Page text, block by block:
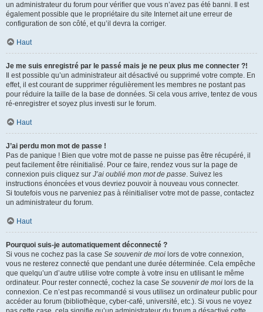
un administrateur du forum pour vérifier que vous n’avez pas été banni. Il est
également possible que le propriétaire du site Internet ait une erreur de
configuration de son côté, et qu’il devra la corriger.
Haut
Je me suis enregistré par le passé mais je ne peux plus me connecter ?!
Il est possible qu’un administrateur ait désactivé ou supprimé votre compte. En
effet, il est courant de supprimer régulièrement les membres ne postant pas
pour réduire la taille de la base de données. Si cela vous arrive, tentez de vous
ré-enregistrer et soyez plus investi sur le forum.
Haut
J’ai perdu mon mot de passe !
Pas de panique ! Bien que votre mot de passe ne puisse pas être récupéré, il
peut facilement être réinitialisé. Pour ce faire, rendez vous sur la page de
connexion puis cliquez sur J’ai oublié mon mot de passe. Suivez les
instructions énoncées et vous devriez pouvoir à nouveau vous connecter.
Si toutefois vous ne parveniez pas à réinitialiser votre mot de passe, contactez
un administrateur du forum.
Haut
Pourquoi suis-je automatiquement déconnecté ?
Si vous ne cochez pas la case Se souvenir de moi lors de votre connexion,
vous ne resterez connecté que pendant une durée déterminée. Cela empêche
que quelqu’un d’autre utilise votre compte à votre insu en utilisant le même
ordinateur. Pour rester connecté, cochez la case Se souvenir de moi lors de la
connexion. Ce n’est pas recommandé si vous utilisez un ordinateur public pour
accéder au forum (bibliothèque, cyber-café, université, etc.). Si vous ne voyez